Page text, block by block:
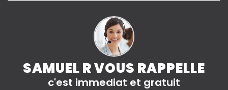
SAMUEL R VOUS RAPPELLE
c'est immediat et gratuit